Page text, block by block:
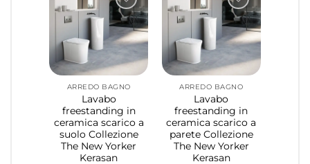
ARREDO BAGNO
Lavabo
freestanding in
ceramica scarico a
suolo Collezione
The New Yorker
Kerasan
ARREDO BAGNO
Lavabo
freestanding in
ceramica scarico a
parete Collezione
The New Yorker
Kerasan